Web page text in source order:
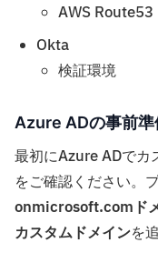
AWS Route53
Okta
検証環境
Azure ADの事前準
最初にAzure ADでカ
をご確認ください。
onmicrosoft.comド
カスタムドメインを